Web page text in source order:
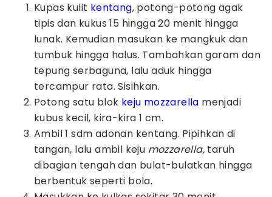
Kupas kulit kentang, potong-potong agak
tipis dan kukus 15 hingga 20 menit hingga
lunak. Kemudian masukan ke mangkuk dan
tumbuk hingga halus. Tambahkan garam dan
tepung serbaguna, lalu aduk hingga
tercampur rata. Sisihkan.
Potong satu blok keju mozzarella menjadi
kubus kecil, kira-kira 1 cm.
Ambil 1 sdm adonan kentang. Pipihkan di
tangan, lalu ambil keju mozzarella, taruh
dibagian tengah dan bulat-bulatkan hingga
berbentuk seperti bola.